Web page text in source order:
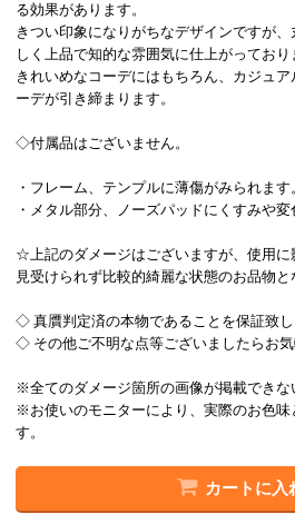
る効果があります。
きつい印象になりがちなデザインですが
しく上品で知的な雰囲気に仕上がっており
きれいめなコーデにはもちろん、カジュ
ーデが引き締まります。
◇付属品はございません。
・フレーム、テンプルに薄傷がみられます
・メタル部分、ノーズパッドにくすみや変
☆上記のダメージはございますが、使用に
見受けられず比較的綺麗な状態のお品物と
◇ 真贋判定済の本物であることを保証致し
◇ その他ご不明な点等ございましたらお気
※全てのダメージ箇所の画像が掲載できな
※お使いのモニターにより、実際のお色味
す。
カートに入